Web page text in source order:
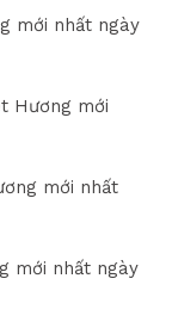
mới nhất ngày
Hương mới
mới nhất
mới nhất ngày